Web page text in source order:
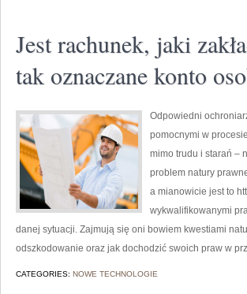
Jest rachunek, jaki
tak oznaczane konto
Odpowiedni
pomocnymi w
mimo trudu i starań –
problem natury
a mianowicie jest to
wykwalifikowanymi
danej sytuacji. Zajmują się oni bowiem kwestiami
odszkodowanie oraz jak dochodzić swoich praw w
CATEGORIES: NOWE TECHNOLOGIE